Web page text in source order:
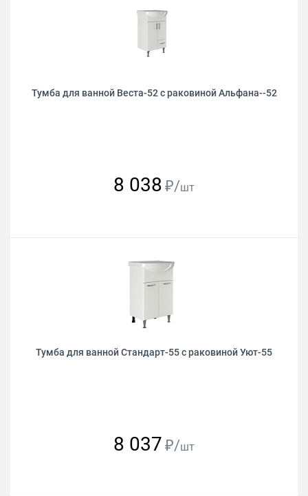
Тумба для ванной Веста-52 с раковиной Альфана--52
8 038 ₽/шт
Тумба для ванной Стандарт-55 с раковиной Уют-55
8 037 ₽/шт